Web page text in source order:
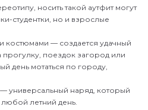
носить такой аутфит могут
студентки, но и взрослые
костюмами — создается удачный
прогулку, поездок загород или
день мотаться по городу,
универсальный наряд, который
летний день.